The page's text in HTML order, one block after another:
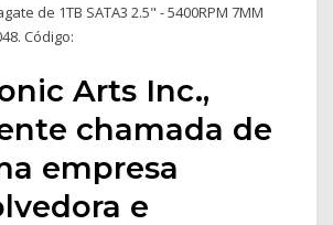
de 1TB SATA3 2.5" - 5400RPM 7MM
Código:
Arts Inc.,
chamada de
empresa
e